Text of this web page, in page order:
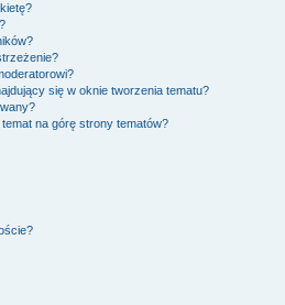
się w oknie tworzenia tematu?
na górę strony tematów?